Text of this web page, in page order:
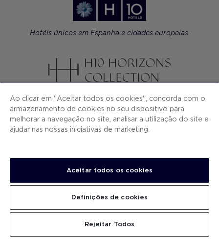
Hotéis únicos em Espanha e cidades europeias.
Hotéis de luxo contemporâneo em cidades
Ao clicar em "Aceitar todos os cookies", concorda com o
armazenamento de cookies no seu dispositivo para
melhorar a navegação no site, analisar a utilização do site e
ajudar nas nossas iniciativas de marketing.
Aceitar todos os cookies
Rejeitar Todos
Definições de cookies